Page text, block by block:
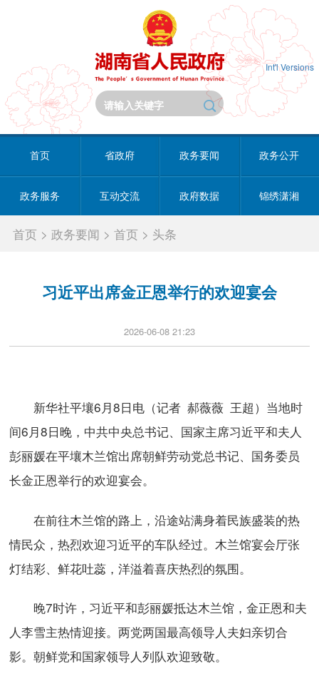
Int'l Versions
首页 省政府 政务要闻 政务公开
政务服务 互动交流 政府数据 锦绣潇湘
首页 >政务要闻 >首页 > 头条
习近平出席金正恩举行的欢迎宴会
2026-06-08 21:23
新华社平壤6月8日电（记者 郝薇薇 王超）当地时
间6月8日晚，中共中央总书记、国家主席习近平和夫人
彭丽媛在平壤木兰馆出席朝鲜劳动党总书记、国务委员
长金正恩举行的欢迎宴会。
在前往木兰馆的路上，沿途站满身着民族盛装的热
情民众，热烈欢迎习近平的车队经过。木兰馆宴会厅张
灯结彩、鲜花吐蕊，洋溢着喜庆热烈的氛围。
晚7时许，习近平和彭丽媛抵达木兰馆，金正恩和夫
人李雪主热情迎接。两党两国最高领导人夫妇亲切合
影。朝鲜党和国家领导人列队欢迎致敬。